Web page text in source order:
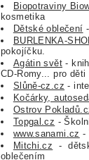
Biopotraviny
kosmetika
Dětské oblečení
BURLENKA-
pokojíčku.
Agátin svět -
CD-Romy... pro
Slůně-cz.cz -
Kočárky,
Ostrov
Topgal.cz -
www.sanami.cz -
Mitchi.cz -
oblečením